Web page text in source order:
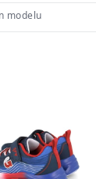
modelu